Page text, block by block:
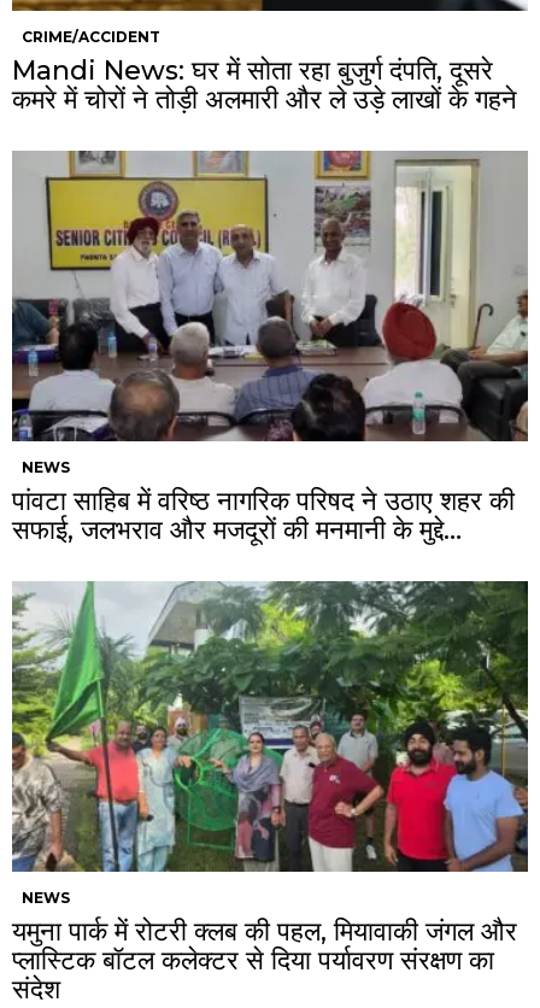
CRIME/ACCIDENT
Mandi News: घर में सोता रहा बुजुर्ग दंपति, दूसरे
कमरे में चोरों ने तोड़ी अलमारी और ले उड़े लाखों के गहने
NEWS
पांवटा साहिब में वरिष्ठ नागरिक परिषद ने उठाए शहर की
सफाई, जलभराव और मजदूरों की मनमानी के मुद्दे…
NEWS
यमुना पार्क में रोटरी क्लब की पहल, मियावाकी जंगल और
प्लास्टिक बॉटल कलेक्टर से दिया पर्यावरण संरक्षण का
संदेश